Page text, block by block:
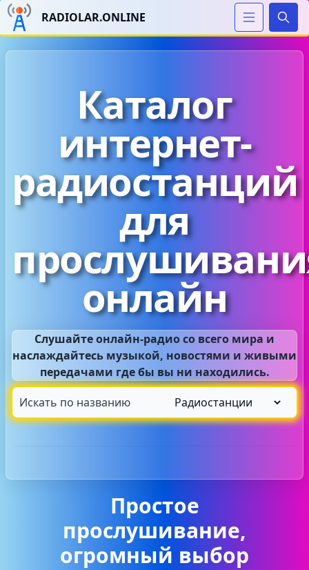
RADIOLAR.ONLINE
Каталог
интернет-
радиостанций
для
онлайн
Слушайте онлайн-радио со всего мира и
наслаждайтесь музыкой, новостями и живыми
передачами где бы вы ни находились.
Простое
прослушивание,
огромный выбор